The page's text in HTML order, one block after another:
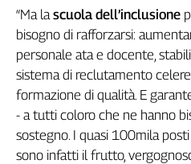
settimana
Collettiva
Girasoli
Il
Sassolino
Linea
Economica
“Ma lascuola dell’inclusione
bisogno di rafforzarsi:
personale ata e docente,
sistema di reclutamento
formazione di qualità. E
- a tutti coloro che ne hanno
sostegno. I quasi 100mila
sono infatti il frutto,